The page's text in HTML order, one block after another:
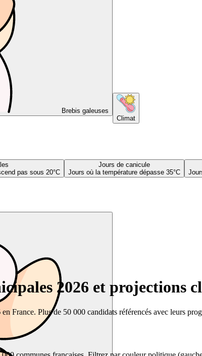
Brebis galeuses
Climat
pas sous 20°C
Jours de canicule
Jours où la température dépasse 35°C
2026 et projections
France. Plus de 50 000 candidats référencés avec leurs